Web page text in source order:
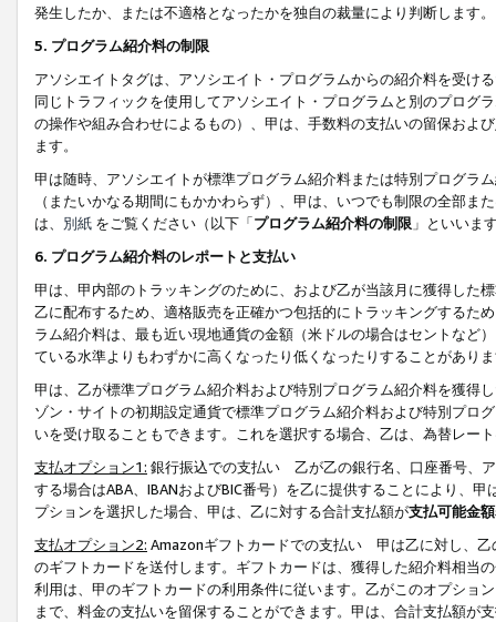
発生したか、または不適格となったかを独自の裁量により判断します。
5. プログラム紹介料の制限
アソシエイトタグは、アソシエイト・プログラムからの紹介料を受け
同じトラフィックを使用してアソシエイト・プログラムと別のプログ
の操作や組み合わせによるもの）、甲は、手数料の支払いの留保およ
ます。
甲は随時、アソシエイトが標準プログラム紹介料または特別プログラ
（またいかなる期間にもかかわらず）、甲は、いつでも制限の全部
は、 別紙 をご覧ください（以下「プログラム紹介料の制限 」といいま
6. プログラム紹介料のレポートと支払い
甲は、甲内部のトラッキングのために、および乙が当該月に獲得した
乙に配布するため、適格販売を正確かつ包括的にトラッキングするた
ラム紹介料は、最も近い現地通貨の金額（米ドルの場合はセントなど
ている水準よりもわずかに高くなったり低くなったりすることがあり
甲は、乙が標準プログラム紹介料および特別プログラム紹介料を獲得
ゾン・サイトの初期設定通貨で標準プログラム紹介料および特別プロ
いを受け取ることもできます。これを選択する場合、乙は、為替レー
支払オプション1: 銀行振込での支払い 乙が乙の銀行名、口座番号、
する場合はABA、IBANおよびBIC番号）を乙に提供することにより、
プションを選択した場合、甲は、乙に対する合計支払額が支払可能金
支払オプション2: Amazonギフトカードでの支払い 甲は乙に対し、乙
のギフトカードを送付します。ギフトカードは、獲得した紹介料相当
利用は、甲のギフトカードの利用条件に従います。乙がこのオプショ
まで、料金の支払いを留保することができます。甲は、合計支払額が